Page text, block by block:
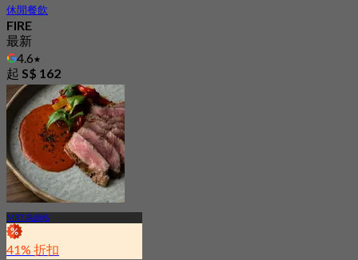
休閒餐飲
FIRE
最新
4.6
起 S$ 162
MRT 烏節站
41% 折扣